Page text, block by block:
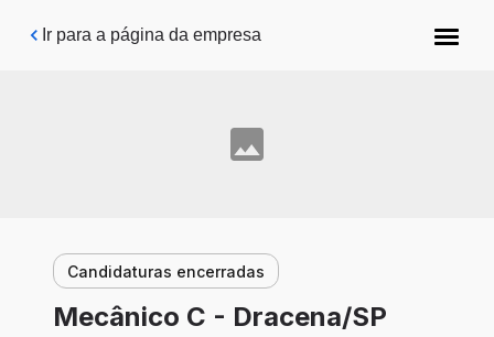
Pular para o conteúdo principal
Ir para a página da empresa
Candidaturas encerradas
Mecânico C - Dracena/SP